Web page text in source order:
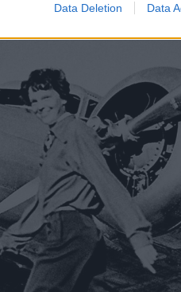
Data Deletion Data